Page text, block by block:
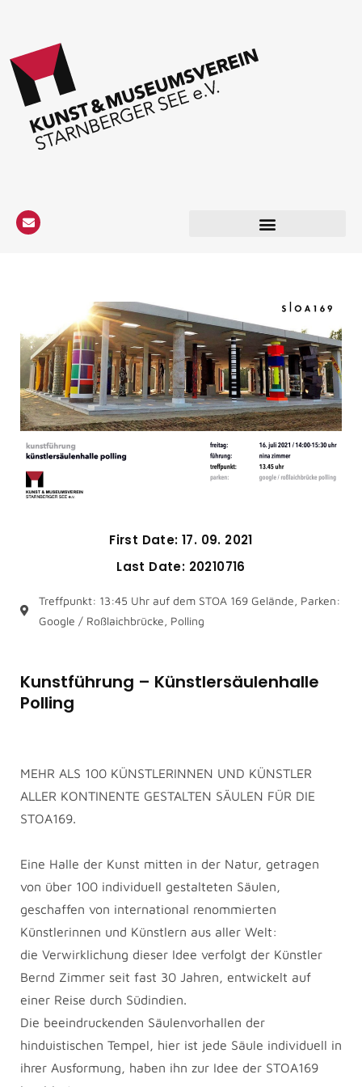
Kunstführung – Künstlersäulenhalle
Polling
MEHR ALS 100 KÜNSTLERINNEN UND KÜNSTLER
ALLER KONTINENTE GESTALTEN SÄULEN FÜR DIE
STOA169.
Eine Halle der Kunst mitten in der Natur, getragen
von über 100 individuell gestalteten Säulen,
geschaffen von international renommierten
Künstlerinnen und Künstlern aus aller Welt:
die Verwirklichung dieser Idee verfolgt der Künstler
Bernd Zimmer seit fast 30 Jahren, entwickelt auf
einer Reise durch Südindien.
Die beeindruckenden Säulenvorhallen der
hinduistischen Tempel, hier ist jede Säule individuell in
ihrer Ausformung, haben ihn zur Idee der STOA169
First Date: 17. 09. 2021
Last Date: 20210716
Treffpunkt: 13:45 Uhr auf dem STOA 169 Gelände, Parken:
Google / Roßlaichbrücke, Polling